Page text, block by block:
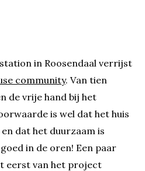
in Roosendaal verrijst
community. Van tien
de vrije hand bij het
is wel dat het huis
dat het duurzaam is
in de oren! Een paar
eerst van het project